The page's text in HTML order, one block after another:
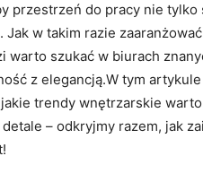
przestrzeń do pracy nie tylko
Jak w takim razie
‍warto szukać w biurach
z elegancją.W tym
trendy‍ wnętrzarskie
⁢– odkryjmy⁣ razem, jak